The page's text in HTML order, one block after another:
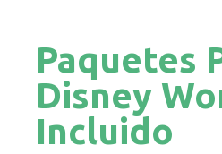
Paquetes
Disney
Incluido